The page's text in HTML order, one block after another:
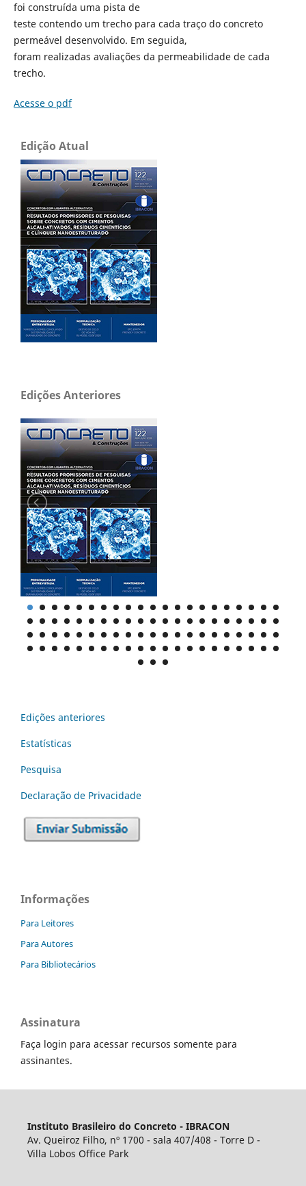
foi construída uma pista de
teste contendo um trecho para cada traço do concreto
permeável desenvolvido. Em seguida,
foram realizadas avaliações da permeabilidade de cada
trecho.
Acesse o pdf
Edição Atual
Edições Anteriores
Edições anteriores
Estatísticas
Pesquisa
Declaraç˜ão de Privacidade
Informações
Para Leitores
Para Autores
Para Bibliotecários
Assinatura
Faça login para acessar recursos somente para
assinantes.
Instituto Brasileiro do Concreto - IBRACON
Av. Queiroz Filho, nº 1700 - sala 407/408 - Torre D -
Villa Lobos Office Park